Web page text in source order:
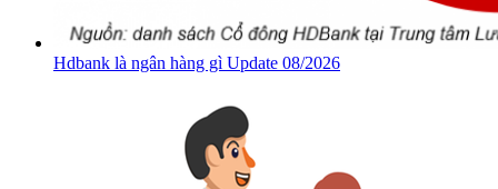
Hdbank là ngân hàng gì Update 08/2026